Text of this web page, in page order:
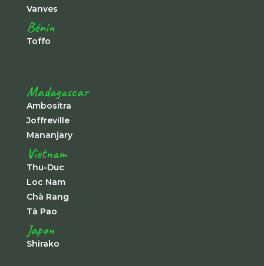
Vanves
Bénin
Toffo
Madagascar
Ambositra
Joffreville
Mananjary
Vietnam
Thu-Duc
Loc Nam
Chà Rang
Tà Pao
Japon
Shirako